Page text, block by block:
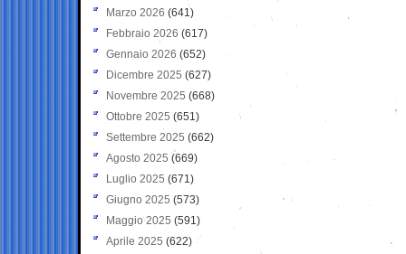
Marzo 2026 (641)
Febbraio 2026 (617)
Gennaio 2026 (652)
Dicembre 2025 (627)
Novembre 2025 (668)
Ottobre 2025 (651)
Settembre 2025 (662)
Agosto 2025 (669)
Luglio 2025 (671)
Giugno 2025 (573)
Maggio 2025 (591)
Aprile 2025 (622)